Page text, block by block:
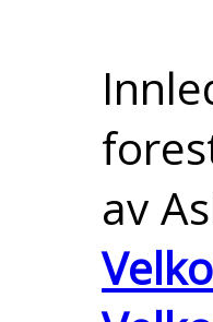
av